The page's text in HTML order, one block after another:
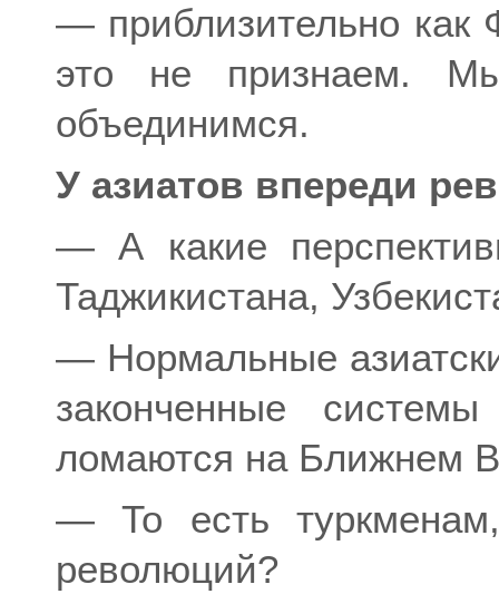
— приблизительно
это не признаем.
объединимся.
У азиатов впереди
— А какие
Таджикистана,
— Нормальные
законченные
ломаются на Ближнем
— То есть
революций?